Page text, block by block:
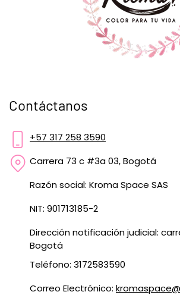
Contáctanos
+57 317 258 3590
Carrera 73 c #3a 03, Bogotá
Razón social: Kroma Space SAS
NIT: 901713185-2
Dirección notificación judicial:
Bogotá
Teléfono: 3172583590
Correo Electrónico: